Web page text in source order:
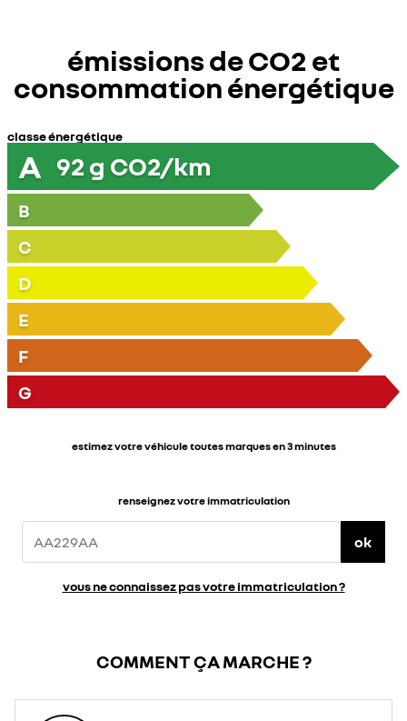
émissions de CO2 et
consommation énergétique
classe énergétique
A 92 g CO2/km
B
C
D
E
F
G
estimez votre véhicule toutes marques en 3 minutes
renseignez votre immatriculation
ok
vous ne connaissez pas votre immatriculation ?
COMMENT ÇA MARCHE ?